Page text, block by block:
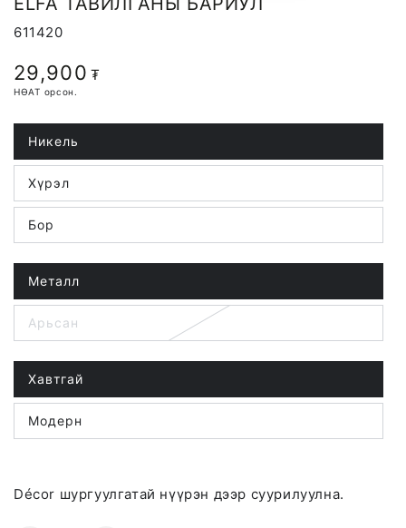
611420
Regular
price
29,900 ₮
НӨАТ орсон.
Никель
Variant
sold
or
unavailable
Хүрэл
Variant
sold
or
unavailable
Бор
Variant
sold
or
unavailable
Металл
Variant
sold
or
unavailable
Арьсан
Variant
sold
or
unavailable
Хавтгай
Variant
sold
or
unavailable
Модерн
Variant
sold
Décor шургуулгатай нүүрэн дээр суурилуулна.